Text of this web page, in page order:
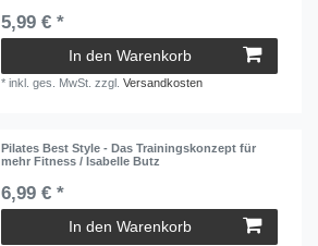
5,99 € *
In den Warenkorb
*inkl. ges. MwSt. zzgl.Versandkosten
Pilates Best Style - Das Trainingskonzept für
mehr Fitness / Isabelle Butz
6,99 € *
In den Warenkorb